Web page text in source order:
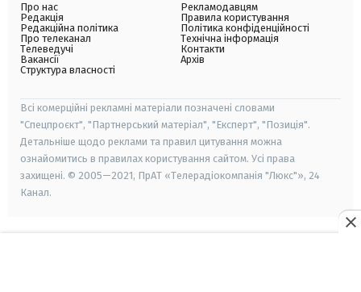
Про нас
Редакція
Редакційна політика
Про телеканал
Телеведучі
Вакансії
Структура власності
Рекламодавцям
Правила користування
Політика конфіденційності
Технічна інформація
Контакти
Архів
Всі комерційні рекламні матеріали позначені словами
"Спецпроєкт", "Партнерський матеріал", "Експерт", "Позиція".
Детальніше щодо реклами та правил цитування можна
ознайомитись в правилах користування сайтом. Усі права
захищені. © 2005—2021, ПрАТ «Телерадіокомпанія "Люкс"», 24
Канал.